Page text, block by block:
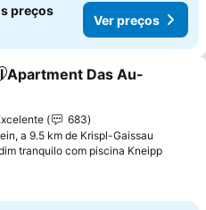
preços
Ver preços
aos favoritos
Apartment Das Au-
683
a 9.5 km de Krispl-Gaissau
tranquilo com piscina KneippVer